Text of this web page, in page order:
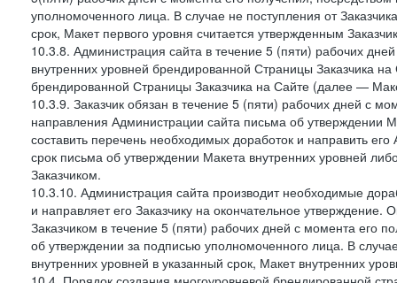
уполномоченного лица. В случае не поступления от
срок, Макет первого уровня считается утвержденным
10.3.8. Администрация сайта в течение 5 (пяти) рабочих
внутренних уровней брендированной Страницы Заказчика
брендированной Страницы Заказчика на Сайте (далее —
10.3.9. Заказчик обязан в течение 5 (пяти) рабочих дней с
направления Администрации сайта письма об утверждении
составить перечень необходимых доработок и направить
срок письма об утверждении Макета внутренних уровней
Заказчиком.
10.3.10. Администрация сайта производит необходимые
и направляет его Заказчику на окончательное
Заказчиком в течение 5 (пяти) рабочих дней с момента его
об утверждении за подписью уполномоченного лица. В
внутренних уровней в указанный срок, Макет внутренних